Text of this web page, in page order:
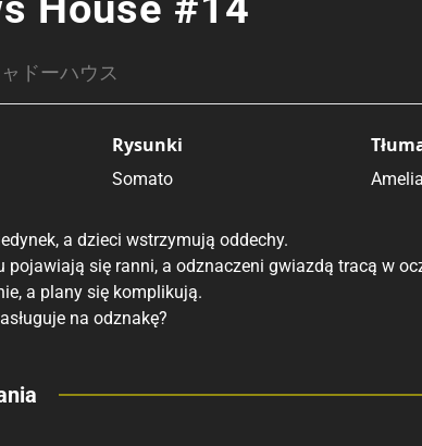
ドーハウス
Rysunki
Somato
a dzieci wstrzymują oddechy.
pojawiają się ranni, a odznaczeni gwiazdą tracą w
a plany się komplikują.
na odznakę?